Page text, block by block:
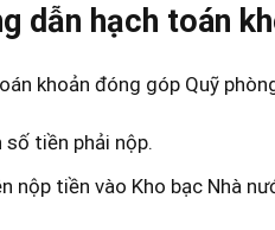
dẫn hạch toán
khoản đóng góp Quỹ
số tiền phải nộp.
nộp tiền vào Kho bạc Nhà